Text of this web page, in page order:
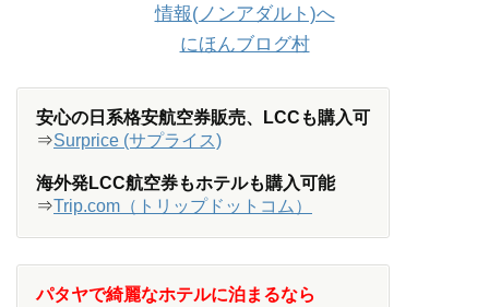
にほんブログ村
安心の日系格安航空券販売、LCCも購入可
⇒Surprice (サプライス)
海外発LCC航空券もホテルも購入可能
⇒Trip.com（トリップドットコム）
パタヤで綺麗なホテルに泊まるなら